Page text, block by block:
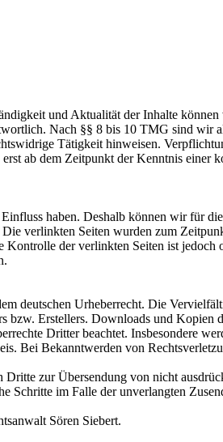
und Aktualität der Inhalte
Nach §§ 8 bis 10 TMG sind wir
Tätigkeit hinweisen.
ab dem Zeitpunkt der Kenntnis
haben. Deshalb können wir für
verlinkten Seiten wurden zum
der verlinkten Seiten ist
deutschen Urheberrecht. Die
Erstellers. Downloads und Kopien
Dritter beachtet. Insbesondere
Bei Bekanntwerden von
zur Übersendung von nicht
Schritte im Falle der unverlangten
Sören Siebert.